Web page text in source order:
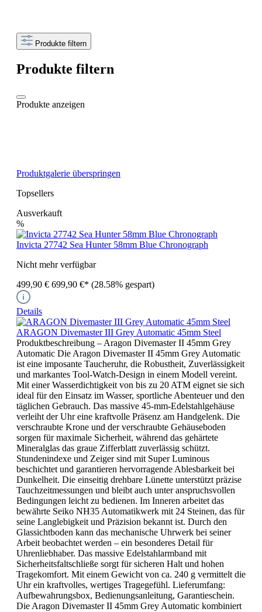
Produkte filtern
Produkte filtern
Produkte anzeigen
Produktgalerie überspringen
Topsellers
Ausverkauft
%
Invicta 27742 Sea Hunter 58mm Blue Chronograph
Nicht mehr verfügbar
499,90 € 699,90 €* (28.58% gespart)
Details
ARAGON Divemaster III Grey Automatic 45mm Steel
Produktbeschreibung – Aragon Divemaster II 45mm Grey
Automatic Die Aragon Divemaster II 45mm Grey Automatic
ist eine imposante Taucheruhr, die Robustheit, Zuverlässigkeit
und markantes Tool-Watch-Design in einem Modell vereint.
Mit einer Wasserdichtigkeit von bis zu 20 ATM eignet sie sich
ideal für den Einsatz im Wasser, sportliche Abenteuer und den
täglichen Gebrauch. Das massive 45-mm-Edelstahlgehäuse
verleiht der Uhr eine kraftvolle Präsenz am Handgelenk. Die
verschraubte Krone und der verschraubte Gehäuseboden
sorgen für maximale Sicherheit, während das gehärtete
Mineralglas das graue Zifferblatt zuverlässig schützt.
Stundenindexe und Zeiger sind mit Super Luminous
beschichtet und garantieren hervorragende Ablesbarkeit bei
Dunkelheit. Die einseitig drehbare Lünette unterstützt präzise
Tauchzeitmessungen und bleibt auch unter anspruchsvollen
Bedingungen leicht zu bedienen. Im Inneren arbeitet das
bewährte Seiko NH35 Automatikwerk mit 24 Steinen, das für
seine Langlebigkeit und Präzision bekannt ist. Durch den
Glassichtboden kann das mechanische Uhrwerk bei seiner
Arbeit beobachtet werden – ein besonderes Detail für
Uhrenliebhaber. Das massive Edelstahlarmband mit
Sicherheitsfaltschließe sorgt für sicheren Halt und hohen
Tragekomfort. Mit einem Gewicht von ca. 240 g vermittelt die
Uhr ein kraftvolles, wertiges Tragegefühl. Lieferumfang:
Aufbewahrungsbox, Bedienungsanleitung, Garantieschein.
Die Aragon Divemaster II 45mm Grey Automatic kombiniert